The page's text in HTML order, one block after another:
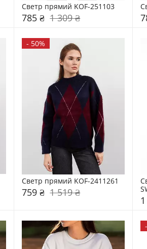
Светр прямий KOF-251103
785 ₴ 1 309 ₴
- 50%
Светр прямий KOF-2411261
759 ₴ 1 519 ₴
-